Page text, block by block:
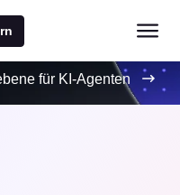
für KI-Agenten